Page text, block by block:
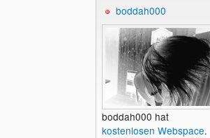
boddah000
boddah000 hat
kostenlosen Webspace.